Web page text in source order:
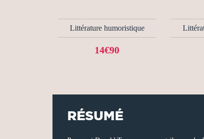
Littérature humoristique
14€90
RÉSUMÉ